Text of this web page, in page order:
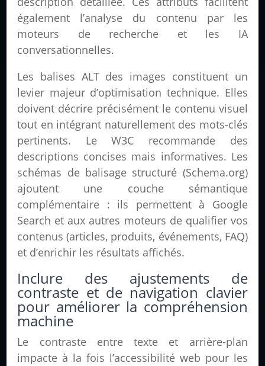
également l’analyse du contenu par les
moteurs de recherche et les IA
conversationnelles.
Les balises ALT des images constituent un
levier majeur d’optimisation technique. Elles
doivent décrire précisément le contenu visuel
tout en intégrant naturellement des mots-clés
pertinents. Le W3C recommande des
descriptions concises mais informatives. Les
schémas de balisage structuré (Schema.org)
ajoutent une couche sémantique
complémentaire : ils permettent à Google
Search et aux autres moteurs de qualifier vos
contenus (articles, produits, événements, FAQ)
et d’enrichir les résultats affichés.
Inclure des ajustements de
contraste et de navigation clavier
pour améliorer la compréhension
machine
Le contraste entre texte et arrière-plan
impacte à la fois l’accessibilité web pour les